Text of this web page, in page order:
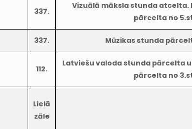
337.
Vizuālā māksla stunda
pārcelta no
337. Mūzikas stunda
112.
Latviešu valoda stunda pārcelta
pārcelta no
Lielā
zāle